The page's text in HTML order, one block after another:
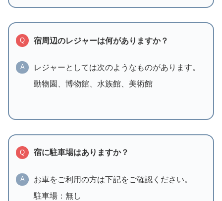
Q 宿周辺のレジャーは何がありますか？
A
レジャーとしては次のようなものがあります。
動物園、博物館、水族館、美術館
Q 宿に駐車場はありますか？
A
お車をご利用の方は下記をご確認ください。
駐車場：無し